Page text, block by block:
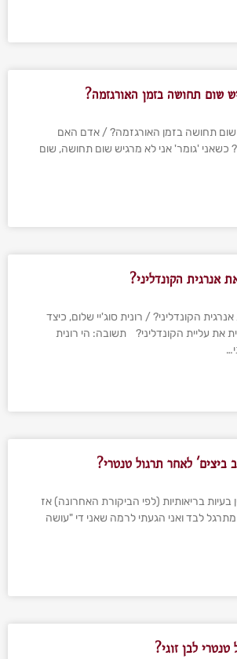
שום תחושה בזמן האורגזמה?
שום תחושה בזמן האורגזמה? / אדם האם
כשאני 'גומר' אני לא מרגיש שום תחושה, שום
אנרגית הקונדליני?
הקונדליני? / רונית סוג'יי שלום, כיצד
את עליית הקונדליני? תשובה: הי רונית
ביצים' לאחר תרגול טנטרי?
ביצים בן 25 אין בעיות בריאותיות (לפי הביקורת האחרונה) אז
מתרגל לבד ואני הגעתי לרמה שאני די "עושה
לבן זוגי?